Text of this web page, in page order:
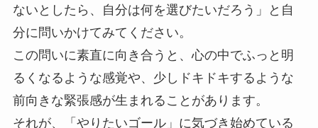
ないとしたら、自分は何を選びたいだろう」と自
分に問いかけてみてください。
この問いに素直に向き合うと、心の中でふっと明
るくなるような感覚や、少しドキドキするような
前向きな緊張感が生まれることがあります。
それが、「やりたいゴール」に気づき始めている